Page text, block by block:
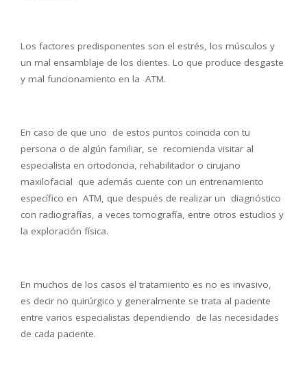
Los factores predisponentes son el estrés, los músculos y
un mal ensamblaje de los dientes. Lo que produce desgaste
y mal funcionamiento en la ATM.
En caso de que uno de estos puntos coincida con tu
persona o de algún familiar, se recomienda visitar al
especialista en ortodoncia, rehabilitador o cirujano
maxilofacial que además cuente con un entrenamiento
específico en ATM, que después de realizar un diagnóstico
con radiografías, a veces tomografía, entre otros estudios y
la exploración física.
En muchos de los casos el tratamiento es no es invasivo,
es decir no quirúrgico y generalmente se trata al paciente
entre varios especialistas dependiendo de las necesidades
de cada paciente.